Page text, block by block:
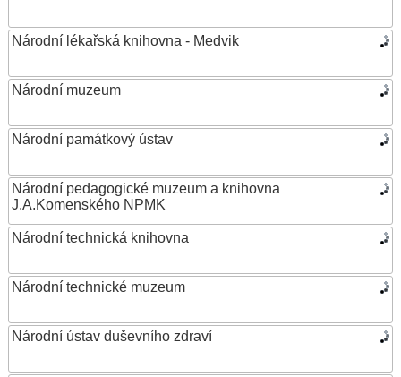
Národní lékařská knihovna - Medvik
Národní muzeum
Národní památkový ústav
Národní pedagogické muzeum a knihovna
J.A.Komenského NPMK
Národní technická knihovna
Národní technické muzeum
Národní ústav duševního zdraví